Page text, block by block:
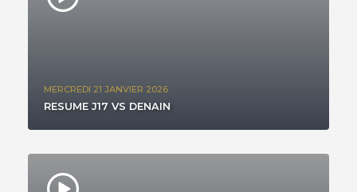
MERCREDI 21 JANVIER 2026
RESUME J17 VS DENAIN